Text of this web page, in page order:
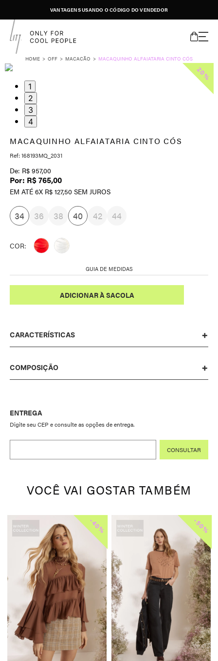
VANTAGENS USANDO O CÓDIGO DO VENDEDOR
OFF MACACÃO MACAQUINHO ALFAIATARIA CINTO CÓS
1
2
3
4
20%
MACAQUINHO ALFAIATARIA CINTO CÓS
168193MQ_2031
R$ 957,00
R$765,00
EM ATÉ 6X R$ 127,50 SEM JUROS
34 36 38 40 42 44
COR:
GUIA DE MEDIDAS
CARACTERÍSTICAS
COMPOSIÇÃO
VOCÊ VAI GOSTAR TAMBÉM
-
40% -
50%